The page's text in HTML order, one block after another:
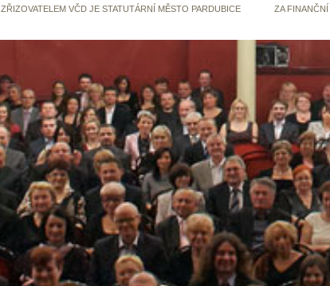
ZŘIZOVATELEM VČD JE STATUTÁRNÍ MĚSTO PARDUBICE
ZA